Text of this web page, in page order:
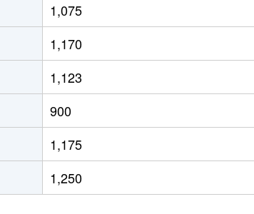
1,075
1,170
1,123
900
1,175
1,250